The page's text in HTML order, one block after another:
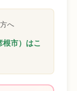
へ
市）はこ